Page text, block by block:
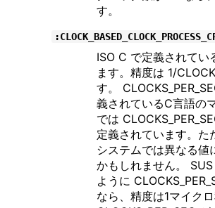
す。
ISO C で定義されて
ます。精度は 1/
す。
義されているC言語の
では
定義されています。
システムでは異なる値
かもしれません。
ように
なら、精度は1マイクロ